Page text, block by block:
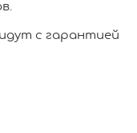
с гарантией